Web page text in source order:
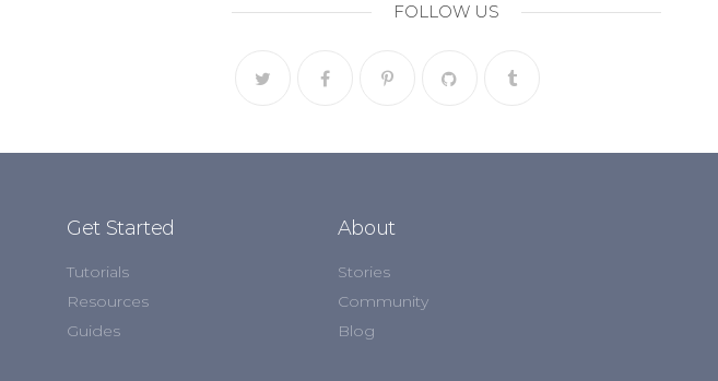
FOLLOW US
Get Started
Tutorials
Resources
Guides
About
Stories
Community
Blog